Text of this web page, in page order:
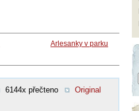
Arlesanky v parku
6144x přečteno
Original